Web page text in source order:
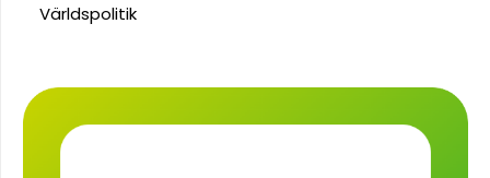
Världspolitik